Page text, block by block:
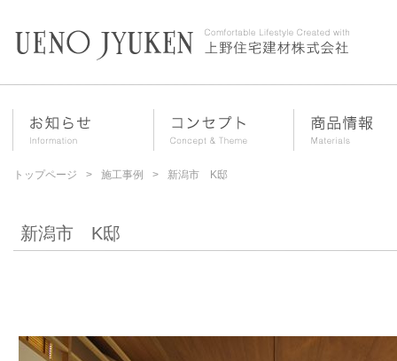
トップページ 施工事例 新潟市 K邸
新潟市 K邸